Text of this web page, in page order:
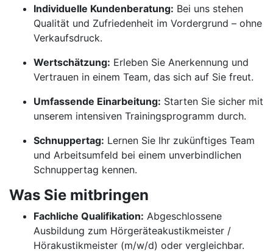
Individuelle Kundenberatung: Bei uns stehen
Qualität und Zufriedenheit im Vordergrund – ohne
Verkaufsdruck.
Wertschätzung: Erleben Sie Anerkennung und
Vertrauen in einem Team, das sich auf Sie freut.
Umfassende Einarbeitung: Starten Sie sicher mit
unserem intensiven Trainingsprogramm durch.
Schnuppertag: Lernen Sie Ihr zukünftiges Team
und Arbeitsumfeld bei einem unverbindlichen
Schnuppertag kennen.
Was Sie mitbringen
Fachliche Qualifikation: Abgeschlossene
Ausbildung zum Hörgeräteakustikmeister /
Hörakustikmeister (m/w/d) oder vergleichbar.